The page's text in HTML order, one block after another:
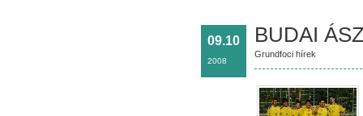
09.10
2008
BUDAI
Grundfoci hírek